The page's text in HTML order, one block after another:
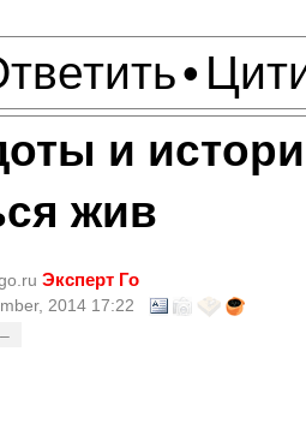
•
и
жив
Эксперт Го
2014 17:22
–